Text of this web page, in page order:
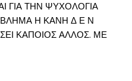
ΓΙΑ ΤΗΝ ΨΥΧΟΛΟΓΙΑ
Η ΚΑΝΗ Δ Ε Ν
ΚΑΠΟΙΟΣ ΑΛΛΟΣ. ΜΕ